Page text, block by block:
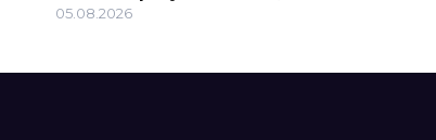
05.08.2026